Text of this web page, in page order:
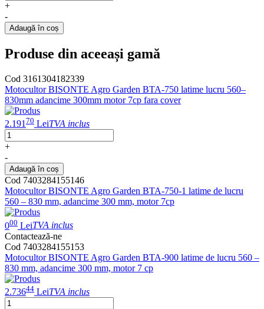
+
-
Adaugă în coș
Produse din aceeași gamă
Cod 3161304182339
Motocultor BISONTE Agro Garden BTA-750 latime lucru 560–
830mm adancime 300mm motor 7cp fara cover
2.191 70 LeiTVA inclus
+
-
Adaugă în coș
Cod 7403284155146
Motocultor BISONTE Agro Garden BTA-750-1 latime de lucru
560 – 830 mm, adancime 300 mm, motor 7cp
000 LeiTVA inclus
Contactează-ne
Cod 7403284155153
Motocultor BISONTE Agro Garden BTA-900 latime de lucru 560 –
830 mm, adancime 300 mm, motor 7 cp
2.73644 LeiTVA inclus